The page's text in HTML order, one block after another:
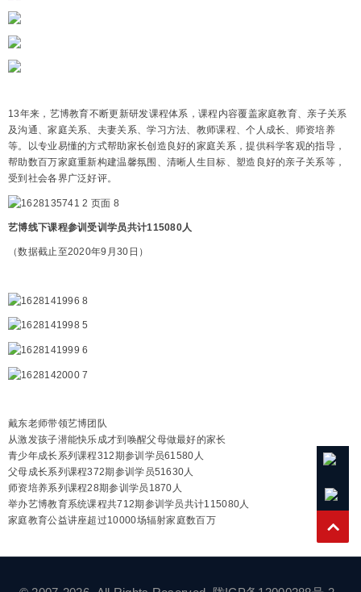
13年来，艺博教育不断更新研发课程体系，课程内容覆盖家庭教育、亲子关系
及沟通、家庭关系、夫妻关系、学习方法、教师课程、个人成长、师资培养
等。以专业易懂的方式帮助家长创造良好的家庭关系，提供科学客观的指导，
帮助数百万家庭重新构建温馨氛围、清晰人生目标、塑造良好的亲子关系等，
受到社会各界广泛好评。
艺博线下课程参训受训学员共计115080人
（数据截止至2020年9月30日）
戴东老师带领艺博团队
从激发孩子潜能快乐成才到唤醒父母做最好的家长
青少年成长系列课程312期参训学员61580人
父母成长系列课程372期参训学员51630人
师资培养系列课程28期参训学员1870人
举办艺博教育系统课程共712期参训学员共计115080人
家庭教育公益讲座超过10000场辐射家庭数百万